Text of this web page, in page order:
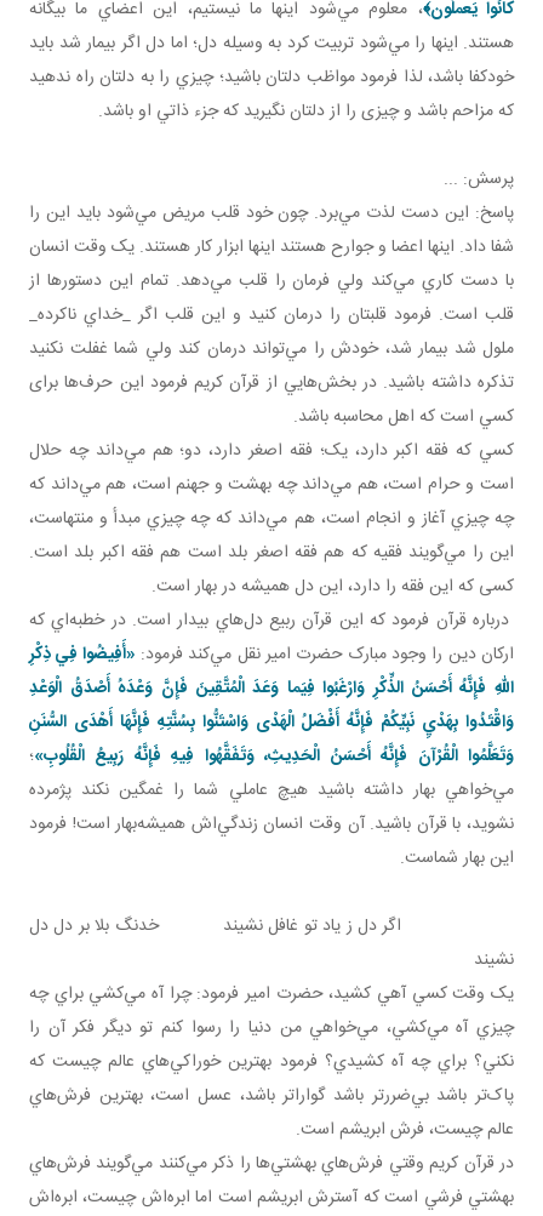
كانُوا يَعملُون﴾، معلوم مي‌شود اينها ما نيستيم، اين اعضاي ما بيگانه
هستند. اينها را مي‌شود تربيت کرد به وسيله دل؛ اما دل اگر بيمار شد بايد
خودکفا باشد، لذا فرمود مواظب دلتان باشيد؛ چيزي را به دلتان راه ندهيد
که مزاحم باشد و چيزی را از دلتان نگيريد که جزء ذاتي او باشد.
پرسش: ...
پاسخ: اين دست لذت مي‌برد. چون خود قلب مريض مي‌شود بايد اين را
شفا داد. اينها اعضا و جوارح هستند اينها ابزار کار هستند. يک وقت انسان
با دست کاري مي‌کند ولي فرمان را قلب مي‌دهد. تمام اين دستورها از
قلب است. فرمود قلبتان را درمان کنيد و اين قلب اگر _خداي ناکرده_
ملول شد بيمار شد، خودش را مي‌تواند درمان کند ولي شما غفلت نکنيد
تذکره داشته باشيد. در بخش‌هايي از قرآن کريم فرمود اين حرف‌ها برای
کسي است که اهل محاسبه باشد.
کسي که فقه اکبر دارد، يک؛ فقه اصغر دارد، دو؛ هم مي‌داند چه حلال
است و حرام است، هم مي‌داند چه بهشت و جهنم است، هم مي‌داند که
چه چيزي آغاز و انجام است، هم مي‌داند که چه چيزي مبدأ و منتهاست،
اين را مي‌گويند فقيه که هم فقه اصغر بلد است هم فقه اکبر بلد است.
کسی که اين فقه را دارد، اين دل هميشه در بهار است.
درباره قرآن فرمود که اين قرآن ربيع دل‌هاي بيدار است. در خطبه‌اي که
ارکان دين را وجود مبارک حضرت امير نقل مي‌کند فرمود: «أَفِيضُوا فِي ذِكْرِ
اللهِ فَإِنَّهُ أَحْسَنُ الذِّكْرِ وَارْغَبُوا فِيَما وَعَدَ الْمُتَّقِينَ فَإِنَّ وَعْدَهُ أَصْدَقُ الْوَعْدِ
وَاقْتَدُوا بِهَدْيِ نَبِيِّكُمْ فَإِنَّهُ أَفْضَلُ الْهَدْی وَاسْتَنُّوا بِسُنَّتِهِ فَإِنَّهَا أَهْدَى السُّنَنِ
وَتَعَلَّمُوا الْقُرْآنَ فَإِنَّهُ أَحْسَنُ الْحَدِيثِ، وَتَفَقَّهُوا فِيهِ فَإِنَّهُ رَبِيعُ الْقُلُوبِ»؛
مي‌خواهي بهار داشته باشيد هيچ عاملي شما را غمگين نکند پژمرده
نشويد، با قرآن باشيد. آن وقت انسان زندگي‌اش هميشه‌بهار است! فرمود
اين بهار شماست.
اگر دل ز ياد تو غافل نشيند خدنگ بلا بر دل دل
نشيند
يک وقت کسي آهي کشيد، حضرت امير فرمود: چرا آه مي‌کشي براي چه
چيزي آه مي‌کشي، مي‌خواهي من دنيا را رسوا کنم تو ديگر فکر آن را
نکني؟ براي چه آه کشيدي؟ فرمود بهترين خوراکي‌هاي عالم چيست که
پاک‌تر باشد بي‌‌ضررتر باشد ‌گواراتر باشد، عسل است، بهترين فرش‌هاي
عالم چيست، فرش ابريشم است.
در قرآن کريم وقتي فرش‌هاي بهشتي‌ها را ذکر مي‌کنند مي‌گويند فرش‌هاي
بهشتي فرشي است که آسترش ابريشم است اما ابره‌اش چيست، ابره‌اش